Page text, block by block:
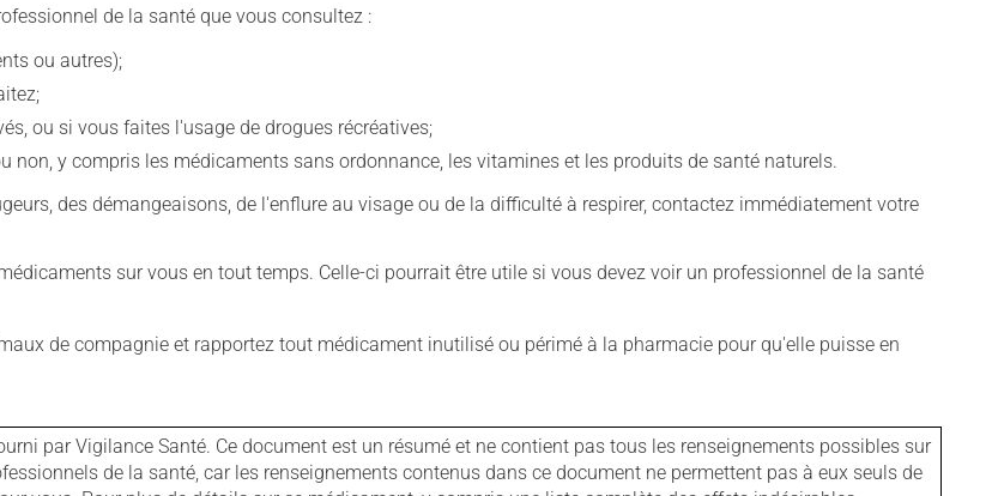
de la santé que vous consultez :
ou autres);
ou si vous faites l'usage de drogues récréatives;
non, y compris les médicaments sans ordonnance, les vitamines et les produits de santé naturels.
des démangeaisons, de l'enflure au visage ou de la difficulté à respirer, contactez immédiatement votre
sur vous en tout temps. Celle-ci pourrait être utile si vous devez voir un professionnel de la santé
de compagnie et rapportez tout médicament inutilisé ou périmé à la pharmacie pour qu'elle puisse en
par Vigilance Santé. Ce document est un résumé et ne contient pas tous les renseignements possibles sur
de la santé, car les renseignements contenus dans ce document ne permettent pas à eux seuls de